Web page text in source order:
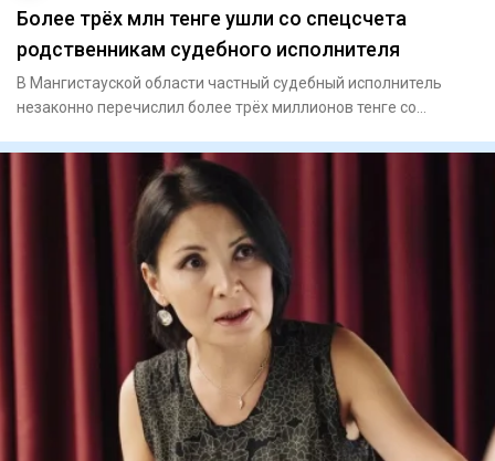
Более трёх млн тенге ушли со спецсчета
родственникам судебного исполнителя
В Мангистауской области частный судебный исполнитель
незаконно перечислил более трёх миллионов тенге со